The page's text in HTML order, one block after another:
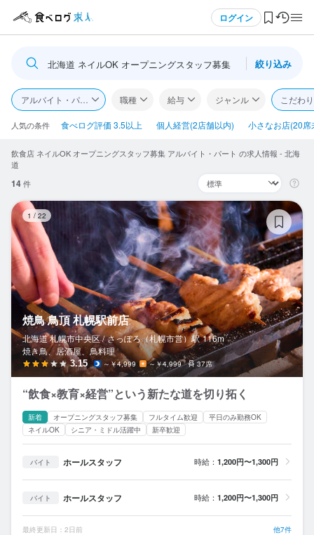
ログイン
ログイン・無料会員登録
食べログ求人TOP
求人検索
マイページ管理
閲覧履歴
気になる求人
検索履歴・保存した条件
応募履歴
WEB履歴書
ヘルプ・お問い合わせフォーム
プライバシーポリシー
北海道 ネイルOK オープニングスタッフ募集 絞り込み
アルバイト・パート 職種 給与 ジャンル こだわ
人気の条件 食べログ評価 3.5以上 個人経営(2店舗以内) 小さなお店(20席
飲食店 ネイルOK オープニングスタッフ募集 アルバイト・パート の求人情報 - 北海
道
14件
1 / 22
焼鳥 鳥頂 札幌駅前店
北海道 札幌市中央区 / さっぽろ（札幌市営）駅 116m
焼き鳥、居酒屋、鳥料理
3.15 ～￥4,999 ～￥4,999 37席
“飲食×教育×経営”という新たな道を切り拓く
新着 オープニングスタッフ募集 フルタイム歓迎
平日のみ勤務OK
ネイルOK
シニア・ミドル活躍中 新卒歓迎
バイト ホールスタッフ 時給： 1,200円〜1,300円
バイト ホールスタッフ 時給： 1,200円〜1,300円
最終更新日：2日前 他7件